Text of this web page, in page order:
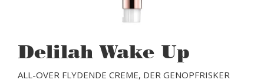
Delilah Wake Up
ALL-OVER FLYDENDE CREME, DER GENOPFRISKER